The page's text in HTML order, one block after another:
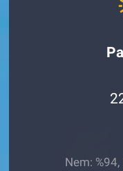
Nem: